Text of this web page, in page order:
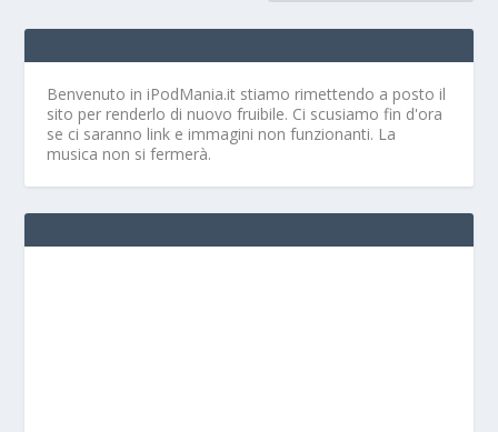
Benvenuto in iPodMania.it stiamo rimettendo a posto il
sito per renderlo di nuovo fruibile. Ci scusiamo fin d'ora
se ci saranno link e immagini non funzionanti. La
musica non si fermerà.